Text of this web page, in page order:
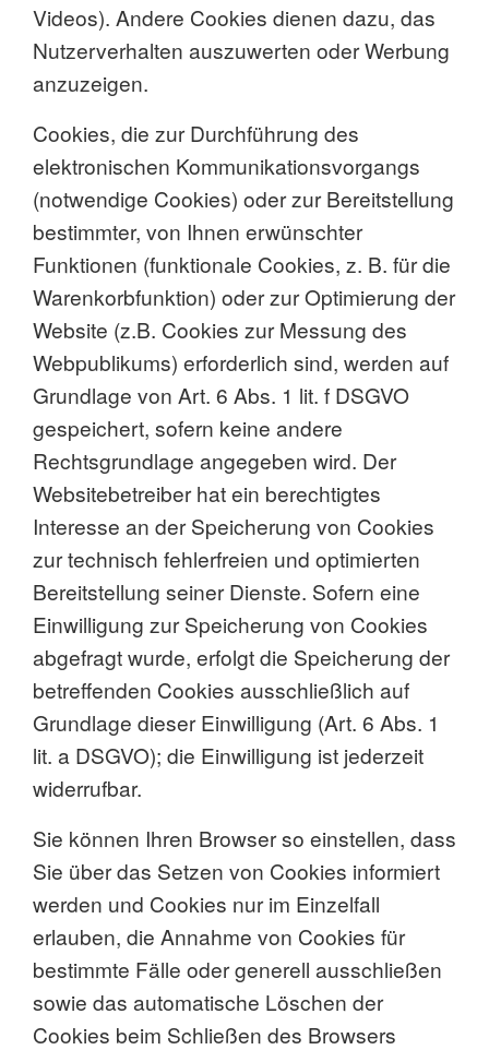
Videos). Andere Cookies dienen dazu, das
Nutzerverhalten auszuwerten oder Werbung
anzuzeigen.
Cookies, die zur Durchführung des
elektronischen Kommunikationsvorgangs
(notwendige Cookies) oder zur Bereitstellung
bestimmter, von Ihnen erwünschter
Funktionen (funktionale Cookies, z. B. für die
Warenkorbfunktion) oder zur Optimierung der
Website (z.B. Cookies zur Messung des
Webpublikums) erforderlich sind, werden auf
Grundlage von Art. 6 Abs. 1 lit. f DSGVO
gespeichert, sofern keine andere
Rechtsgrundlage angegeben wird. Der
Websitebetreiber hat ein berechtigtes
Interesse an der Speicherung von Cookies
zur technisch fehlerfreien und optimierten
Bereitstellung seiner Dienste. Sofern eine
Einwilligung zur Speicherung von Cookies
abgefragt wurde, erfolgt die Speicherung der
betreffenden Cookies ausschließlich auf
Grundlage dieser Einwilligung (Art. 6 Abs. 1
lit. a DSGVO); die Einwilligung ist jederzeit
widerrufbar.
Sie können Ihren Browser so einstellen, dass
Sie über das Setzen von Cookies informiert
werden und Cookies nur im Einzelfall
erlauben, die Annahme von Cookies für
bestimmte Fälle oder generell ausschließen
sowie das automatische Löschen der
Cookies beim Schließen des Browsers